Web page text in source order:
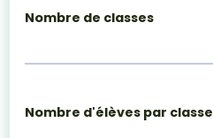
Nombre de classes
Nombre d'élèves par classe